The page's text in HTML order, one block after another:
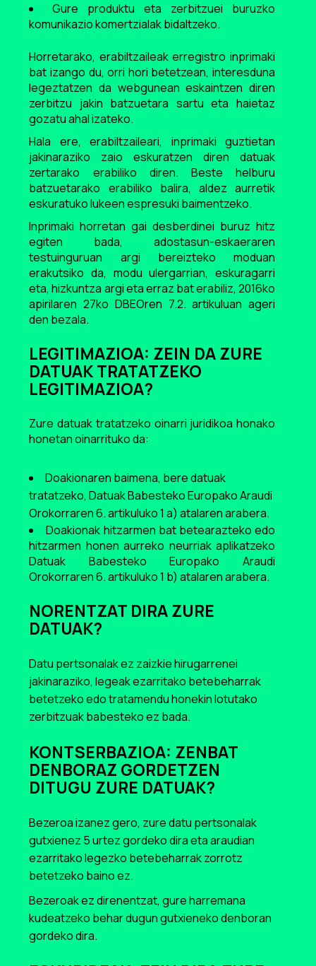
Gure produktu eta zerbitzuei buruzko
komunikazio komertzialak bidaltzeko.
Horretarako, erabiltzaileak erregistro inprimaki
bat izango du, orri hori betetzean, interesduna
legeztatzen da webgunean eskaintzen diren
zerbitzu jakin batzuetara sartu eta haietaz
gozatu ahal izateko.
Hala ere, erabiltzaileari, inprimaki guztietan
jakinaraziko zaio eskuratzen diren datuak
zertarako erabiliko diren. Beste helburu
batzuetarako erabiliko balira, aldez aurretik
eskuratuko lukeen espresuki baimentzeko.
Inprimaki horretan gai desberdinei buruz hitz
egiten bada, adostasun-eskaeraren
testuinguruan argi bereizteko moduan
erakutsiko da, modu ulergarrian, eskuragarri
eta, hizkuntza argi eta erraz bat erabiliz, 2016ko
apirilaren 27ko DBEOren 7.2. artikuluan ageri
den bezala.
LEGITIMAZIOA: ZEIN DA ZURE
DATUAK TRATATZEKO
LEGITIMAZIOA?
Zure datuak tratatzeko oinarri juridikoa honako
honetan oinarrituko da:
Doakionaren baimena, bere datuak
tratatzeko, Datuak Babesteko Europako Araudi
Orokorraren 6. artikuluko 1 a) atalaren arabera.
Doakionak hitzarmen bat betearazteko edo
hitzarmen honen aurreko neurriak aplikatzeko
Datuak Babesteko Europako Araudi
Orokorraren 6. artikuluko 1 b) atalaren arabera.
NORENTZAT DIRA ZURE
DATUAK?
Datu pertsonalak ez zaizkie hirugarrenei
jakinaraziko, legeak ezarritako betebeharrak
betetzeko edo tratamendu honekin lotutako
zerbitzuak babesteko ez bada.
KONTSERBAZIOA: ZENBAT
DENBORAZ GORDETZEN
DITUGU ZURE DATUAK?
Bezeroa izanez gero, zure datu pertsonalak
gutxienez 5 urtez gordeko dira eta araudian
ezarritako legezko betebeharrak zorrotz
betetzeko baino ez.
Bezeroak ez direnentzat, gure harremana
kudeatzeko behar dugun gutxieneko denboran
gordeko dira.